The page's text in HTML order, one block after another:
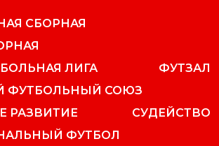
СБОРНАЯ
ЛИГА
ФУТЗАЛ
ФУТБОЛЬНЫЙ СОЮЗ
РАЗВИТИЕ
СУДЕЙСТВО
ФУТБОЛ